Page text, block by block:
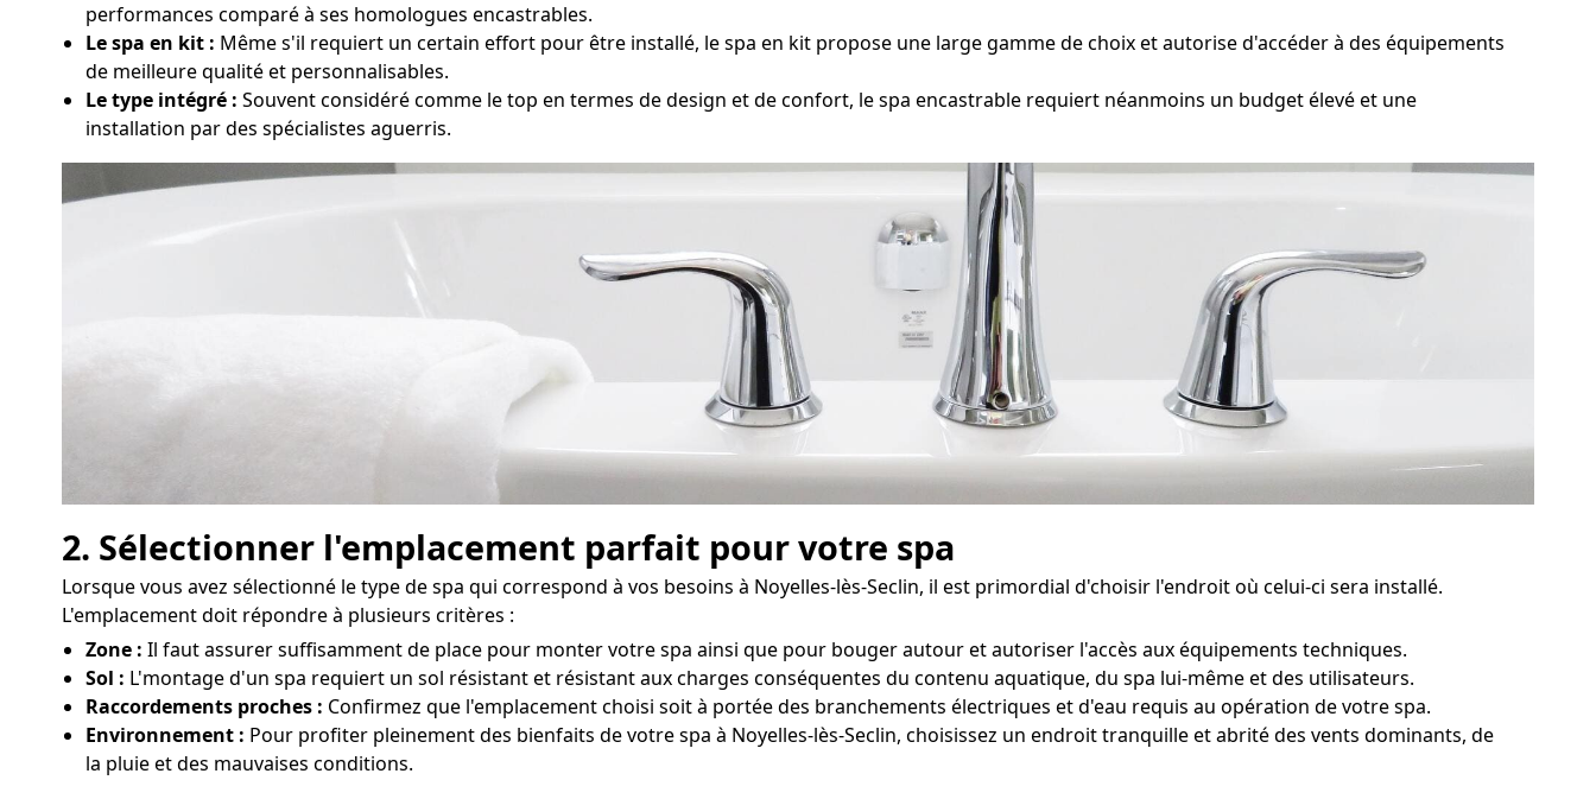
performances comparé à ses homologues encastrables.
Le spa en kit : Même s'il requiert un certain effort pour être installé, le spa en kit propose une large gamme de choix et autorise d'accéder à des équipements
de meilleure qualité et personnalisables.
Le type intégré : Souvent considéré comme le top en termes de design et de confort, le spa encastrable requiert néanmoins un budget élevé et une
installation par des spécialistes aguerris.
2. Sélectionner l'emplacement parfait pour votre spa
Lorsque vous avez sélectionné le type de spa qui correspond à vos besoins à Noyelles-lès-Seclin, il est primordial d'choisir l'endroit où celui-ci sera installé.
L'emplacement doit répondre à plusieurs critères :
Zone : Il faut assurer suffisamment de place pour monter votre spa ainsi que pour bouger autour et autoriser l'accès aux équipements techniques.
Sol : L'montage d'un spa requiert un sol résistant et résistant aux charges conséquentes du contenu aquatique, du spa lui-même et des utilisateurs.
Raccordements proches : Confirmez que l'emplacement choisi soit à portée des branchements électriques et d'eau requis au opération de votre spa.
Environnement : Pour profiter pleinement des bienfaits de votre spa à Noyelles-lès-Seclin, choisissez un endroit tranquille et abrité des vents dominants, de
la pluie et des mauvaises conditions.